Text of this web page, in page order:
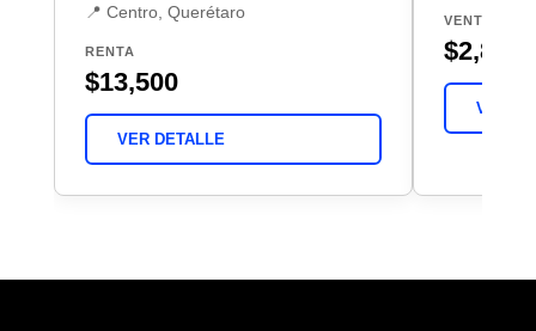
📍 Centro, Querétaro
RENTA
$13,500
VER DETALLE
VENTA
VER